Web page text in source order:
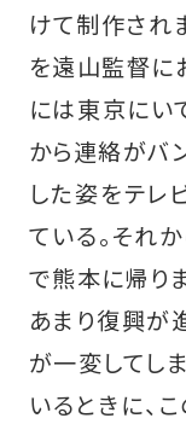
けて制作され
を遠山監督に
には東京にい
から連絡がバ
した姿をテレ
ている。それ
で熊本に帰り
あまり復興が
が一変してし
いるときに、